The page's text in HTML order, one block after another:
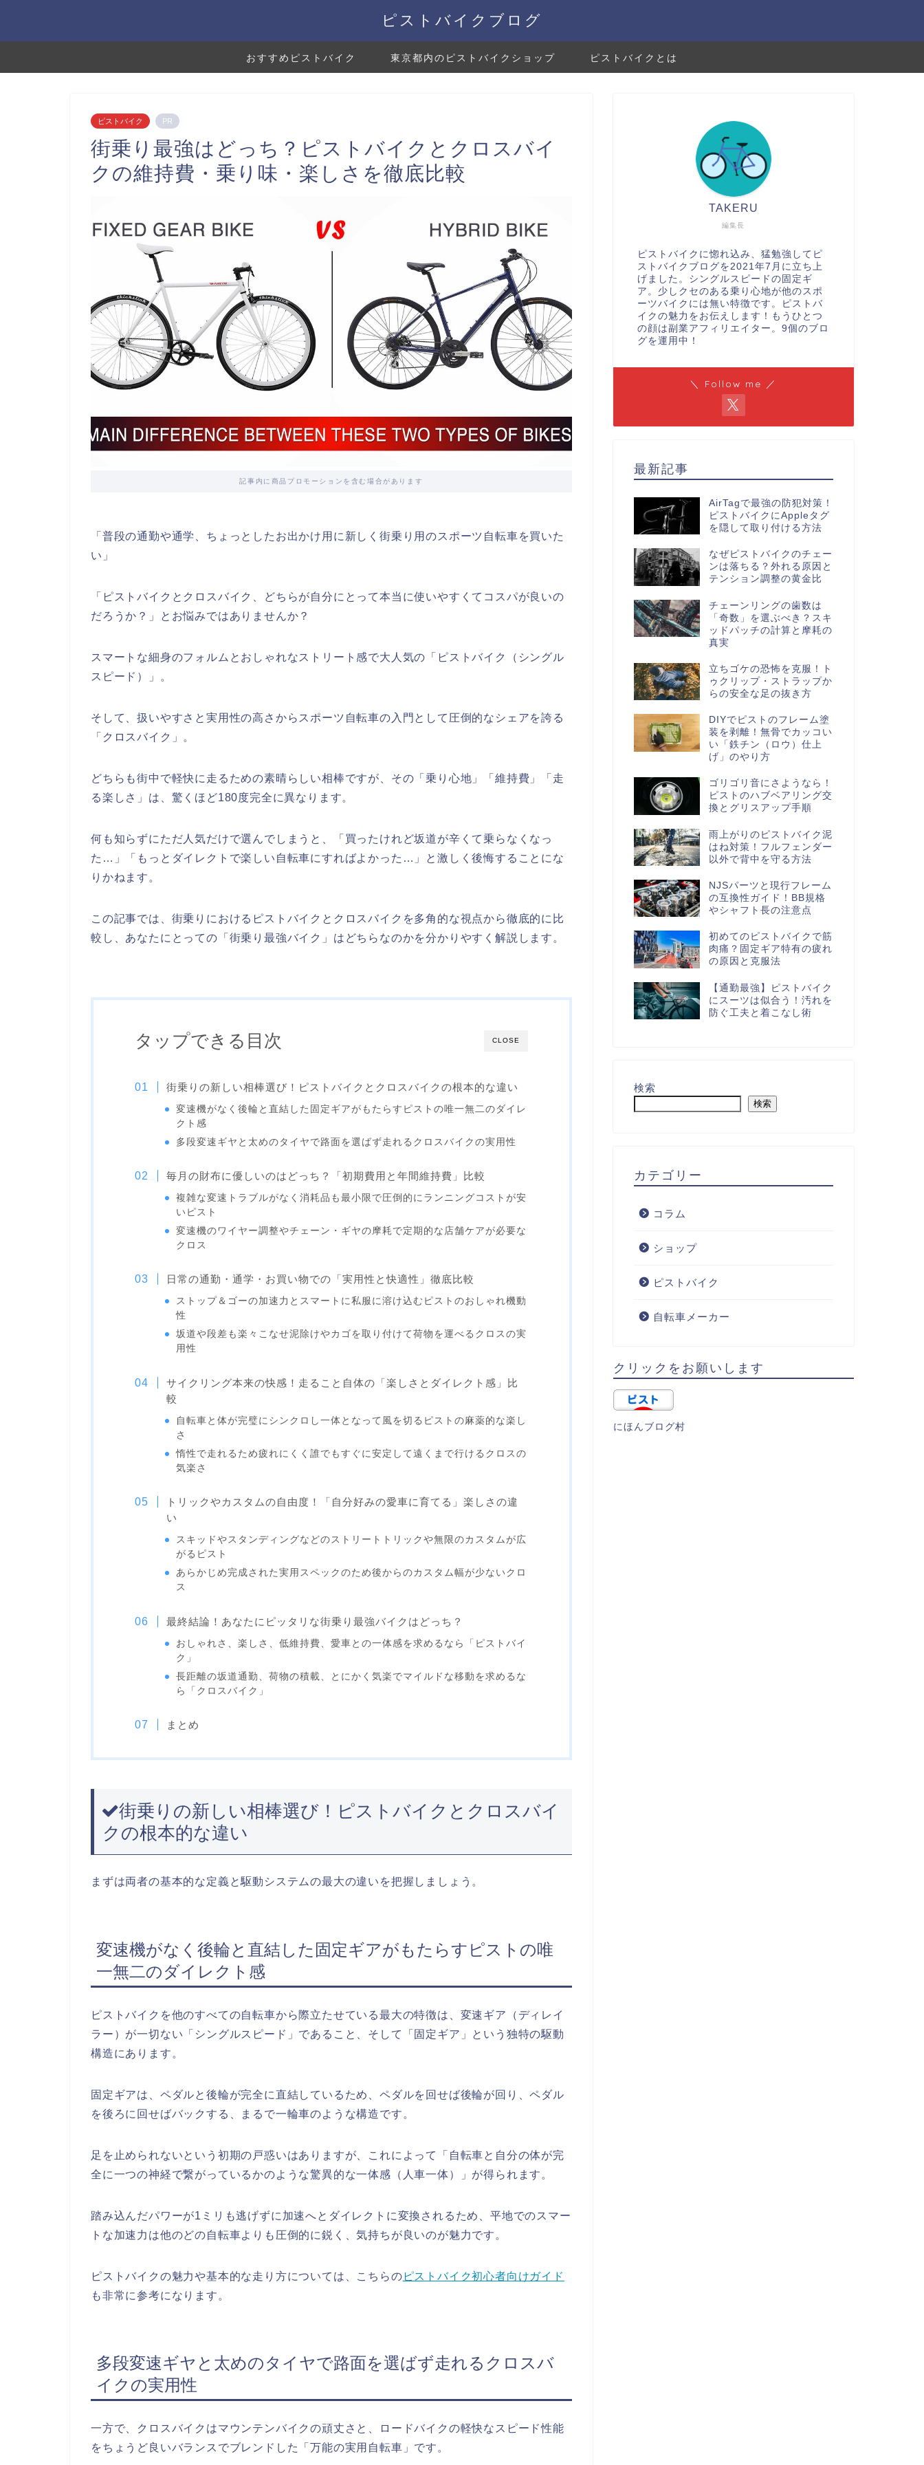
ピストバイクブログ
おすすめピストバイク 東京都内のピストバイクショップ ピストバイクとは
ピストバイク PR
街乗り最強はどっち？ピストバイクとクロスバイ
クの維持費・乗り味・楽しさを徹底比較
記事内に商品プロモーションを含む場合があります
「普段の通勤や通学、ちょっとしたお出かけ用に新しく街乗り用のスポーツ自転車を買いた
い」
「ピストバイクとクロスバイク、どちらが自分にとって本当に使いやすくてコスパが良いの
だろうか？」とお悩みではありませんか？
スマートな細身のフォルムとおしゃれなストリート感で大人気の「ピストバイク（シングル
スピード）」。
そして、扱いやすさと実用性の高さからスポーツ自転車の入門として圧倒的なシェアを誇る
「クロスバイク」。
どちらも街中で軽快に走るための素晴らしい相棒ですが、その「乗り心地」「維持費」「走
る楽しさ」は、驚くほど180度完全に異なります。
何も知らずにただ人気だけで選んでしまうと、「買ったけれど坂道が辛くて乗らなくなっ
た…」「もっとダイレクトで楽しい自転車にすればよかった…」と激しく後悔することにな
りかねます。
この記事では、街乗りにおけるピストバイクとクロスバイクを多角的な視点から徹底的に比
較し、あなたにとっての「街乗り最強バイク」はどちらなのかを分かりやすく解説します。
CLOSE
タップできる目次
街乗りの新しい相棒選び！ピストバイクとクロスバイクの根本的な違い
変速機がなく後輪と直結した固定ギアがもたらすピストの唯一無二のダイレ
クト感
多段変速ギヤと太めのタイヤで路面を選ばず走れるクロスバイクの実用性
毎月の財布に優しいのはどっち？「初期費用と年間維持費」比較
複雑な変速トラブルがなく消耗品も最小限で圧倒的にランニングコストが安
いピスト
変速機のワイヤー調整やチェーン・ギヤの摩耗で定期的な店舗ケアが必要な
クロス
日常の通勤・通学・お買い物での「実用性と快適性」徹底比較
ストップ＆ゴーの加速力とスマートに私服に溶け込むピストのおしゃれ機動
性
坂道や段差も楽々こなせ泥除けやカゴを取り付けて荷物を運べるクロスの実
用性
サイクリング本来の快感！走ること自体の「楽しさとダイレクト感」比
較
自転車と体が完璧にシンクロし一体となって風を切るピストの麻薬的な楽し
さ
惰性で走れるため疲れにくく誰でもすぐに安定して遠くまで行けるクロスの
気楽さ
トリックやカスタムの自由度！「自分好みの愛車に育てる」楽しさの違
い
スキッドやスタンディングなどのストリートトリックや無限のカスタムが広
がるピスト
あらかじめ完成された実用スペックのため後からのカスタム幅が少ないクロ
ス
最終結論！あなたにピッタリな街乗り最強バイクはどっち？
おしゃれさ、楽しさ、低維持費、愛車との一体感を求めるなら「ピストバイ
ク」
長距離の坂道通勤、荷物の積載、とにかく気楽でマイルドな移動を求めるな
ら「クロスバイク」
まとめ
街乗りの新しい相棒選び！ピストバイクとクロスバイ
クの根本的な違い
まずは両者の基本的な定義と駆動システムの最大の違いを把握しましょう。
変速機がなく後輪と直結した固定ギアがもたらすピストの唯
一無二のダイレクト感
ピストバイクを他のすべての自転車から際立たせている最大の特徴は、変速ギア（ディレイ
ラー）が一切ない「シングルスピード」であること、そして「固定ギア」という独特の駆動
構造にあります。
固定ギアは、ペダルと後輪が完全に直結しているため、ペダルを回せば後輪が回り、ペダル
を後ろに回せばバックする、まるで一輪車のような構造です。
足を止められないという初期の戸惑いはありますが、これによって「自転車と自分の体が完
全に一つの神経で繋がっているかのような驚異的な一体感（人車一体）」が得られます。
踏み込んだパワーが1ミリも逃げずに加速へとダイレクトに変換されるため、平地でのスマー
トな加速力は他のどの自転車よりも圧倒的に鋭く、気持ちが良いのが魅力です。
ピストバイクの魅力や基本的な走り方については、こちらの ピストバイク初心者向けガイド
も非常に参考になります。
多段変速ギヤと太めのタイヤで路面を選ばず走れるクロスバ
イクの実用性
一方で、クロスバイクはマウンテンバイクの頑丈さと、ロードバイクの軽快なスピード性能
をちょうど良いバランスでブレンドした「万能の実用自転車」です。
編集長
TAKERU
ピストバイクに惚れ込み、猛勉強してピ
ストバイクブログを2021年7月に立ち上
げました。シングルスピードの固定ギ
ア。少しクセのある乗り心地が他のスポ
ーツバイクには無い特徴です。ピストバ
イクの魅力をお伝えします！もうひとつ
の顔は副業アフィリエイター。9個のブロ
グを運用中！
＼ Follow me ／
最新記事
AirTagで最強の防犯対策！
ピストバイクにAppleタグ
を隠して取り付ける方法
なぜピストバイクのチェー
ンは落ちる？外れる原因と
テンション調整の黄金比
チェーンリングの歯数は
「奇数」を選ぶべき？スキ
ッドパッチの計算と摩耗の
真実
立ちゴケの恐怖を克服！ト
ゥクリップ・ストラップか
らの安全な足の抜き方
DIYでピストのフレーム塗
装を剥離！無骨でカッコい
い「鉄チン（ロウ）仕上
げ」のやり方
ゴリゴリ音にさようなら！
ピストのハブベアリング交
換とグリスアップ手順
雨上がりのピストバイク泥
はね対策！フルフェンダー
以外で背中を守る方法
NJSパーツと現行フレーム
の互換性ガイド！BB規格
やシャフト長の注意点
初めてのピストバイクで筋
肉痛？固定ギア特有の疲れ
の原因と克服法
【通勤最強】ピストバイク
にスーツは似合う！汚れを
防ぐ工夫と着こなし術
検索
検索
カテゴリー
コラム
ショップ
ピストバイク
自転車メーカー
クリックをお願いします
にほんブログ村